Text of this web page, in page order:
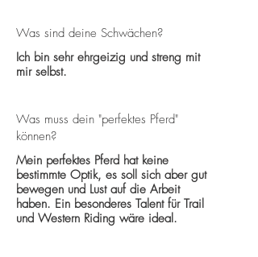
Was sind deine Schwächen?
Ich bin sehr ehrgeizig und streng mit
mir selbst.
Was muss dein "perfektes Pferd"
können?
Mein perfektes Pferd hat keine
bestimmte Optik, es soll sich aber gut
bewegen und Lust auf die Arbeit
haben. Ein besonderes Talent für Trail
und Western Riding wäre ideal.